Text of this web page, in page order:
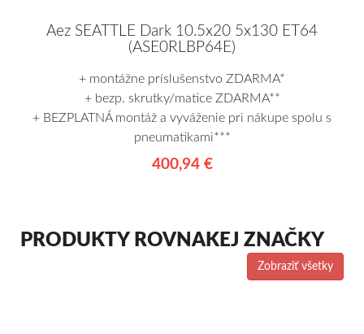
Aez SEATTLE Dark 10.5x20 5x130 ET64
(ASE0RLBP64E)
+ montážne príslušenstvo ZDARMA*
+ bezp. skrutky/matice ZDARMA**
+ BEZPLATNÁ montáž a vyváženie pri nákupe spolu s
pneumatikami***
400,94 €
PRODUKTY ROVNAKEJ ZNAČKY
Zobraziť všetky